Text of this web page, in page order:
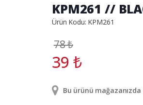
KPM261 //
Ürün Kodu: KPM261
78₺
39 ₺
Bu ürünü